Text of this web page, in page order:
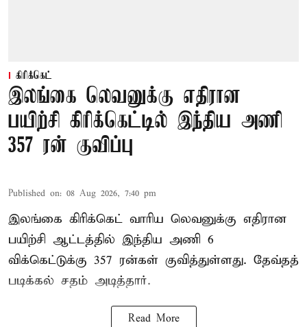
கிரிக்கெட்
இலங்கை லெவனுக்கு எதிரான
பயிற்சி கிரிக்கெட்டில் இந்திய அணி
357 ரன் குவிப்பு
Published on: 08 Aug 2026, 7:40 pm
இலங்கை கிரிக்கெட் வாரிய லெவனுக்கு எதிரான
பயிற்சி ஆட்டத்தில் இந்திய அணி 6
விக்கெட்டுக்கு 357 ரன்கள் குவித்துள்ளது. தேவ்தத்
படிக்கல் சதம் அடித்தார்.
Read More